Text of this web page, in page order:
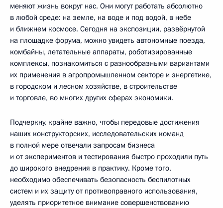
меняют жизнь вокруг нас. Они могут работать абсолютно
в любой среде: на земле, на воде и под водой, в небе
и ближнем космосе. Сегодня на экспозиции, развёрнутой
на площадке форума, можно увидеть автономные поезда,
комбайны, летательные аппараты, роботизированные
комплексы, познакомиться с разнообразными вариантами
их применения в агропромышленном секторе и энергетике,
в городском и лесном хозяйстве, в строительстве
и торговле, во многих других сферах экономики.
Подчеркну, крайне важно, чтобы передовые достижения
наших конструкторских, исследовательских команд
в полной мере отвечали запросам бизнеса
и от экспериментов и тестирования быстро проходили путь
до широкого внедрения в практику. Кроме того,
необходимо обеспечивать безопасность беспилотных
систем и их защиту от противоправного использования,
уделять приоритетное внимание совершенствованию